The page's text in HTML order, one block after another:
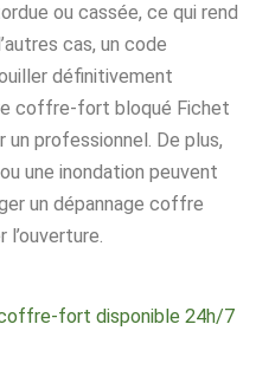
ou cassée, ce qui rend
cas, un code
définitivement
coffre-fort bloqué Fichet
professionnel. De plus,
une inondation peuvent
un dépannage coffre
fort disponible 24h/7